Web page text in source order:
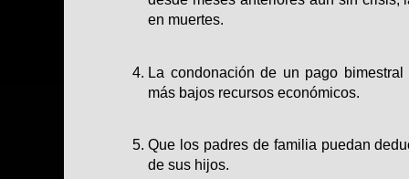
en muertes.
La condonación de un pago
más bajos recursos económicos.
Que los padres de familia puedan
de sus hijos.